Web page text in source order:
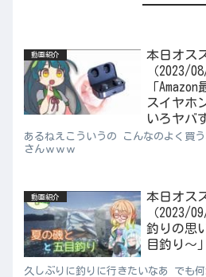
動画紹介
本日オス
（2023/
「
スイヤホ
いろヤバ
あるねえこういうの こんなのよく買
さんｗｗｗ
動画紹介
本日オス
（2023/
釣りの思
目釣り～
久しぶりに釣りに行きたいなあ でも